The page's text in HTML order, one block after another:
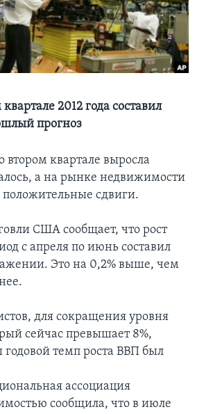
2012 года составил
прогноз
квартале выросла
а на рынке недвижимости
сдвиги.
США сообщает, что рост
с апреля по июнь составил
Это на 0,2% выше, чем
для сокращения уровня
сейчас превышает 8%,
темп роста ВВП был
ассоциация
сообщила, что в июле